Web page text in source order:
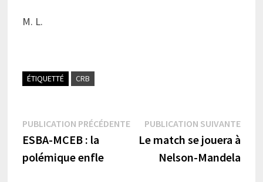
M. L.
ÉTIQUETTÉ CRB
Navigation
de
l’article
PUBLICATION PRÉCÉDENTEPublication
précédente :
ESBA-MCEB : la
polémique enfle
PUBLICATION SUIVANTE
Le match se jouera à
Nelson-Mandela